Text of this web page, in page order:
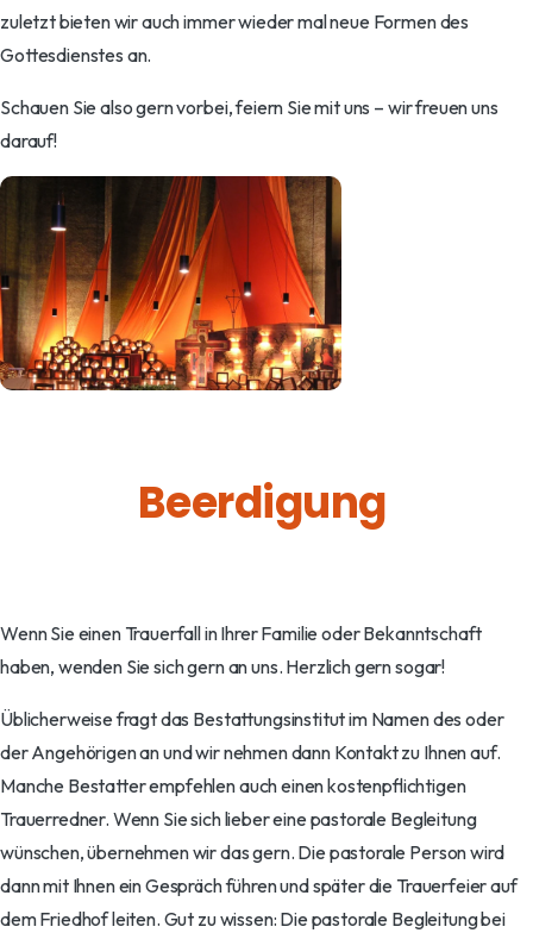
zuletzt bieten wir auch immer wieder mal neue Formen des
Gottesdienstes an.
Schauen Sie also gern vorbei, feiern Sie mit uns – wir freuen uns
darauf!
Wenn Sie einen Trauerfall in Ihrer Familie oder Bekanntschaft
haben, wenden Sie sich gern an uns. Herzlich gern sogar!
Üblicherweise fragt das Bestattungsinstitut im Namen des oder
der Angehörigen an und wir nehmen dann Kontakt zu Ihnen auf.
Manche Bestatter empfehlen auch einen kostenpflichtigen
Trauerredner. Wenn Sie sich lieber eine pastorale Begleitung
wünschen, übernehmen wir das gern. Die pastorale Person wird
dann mit Ihnen ein Gespräch führen und später die Trauerfeier auf
dem Friedhof leiten. Gut zu wissen: Die pastorale Begleitung bei